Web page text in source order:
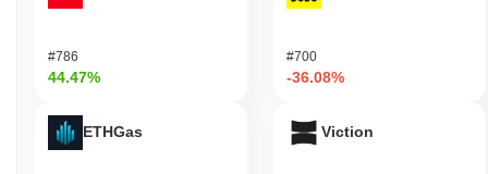
#786
44.47%
ETHGas
#700
-36.08%
Viction